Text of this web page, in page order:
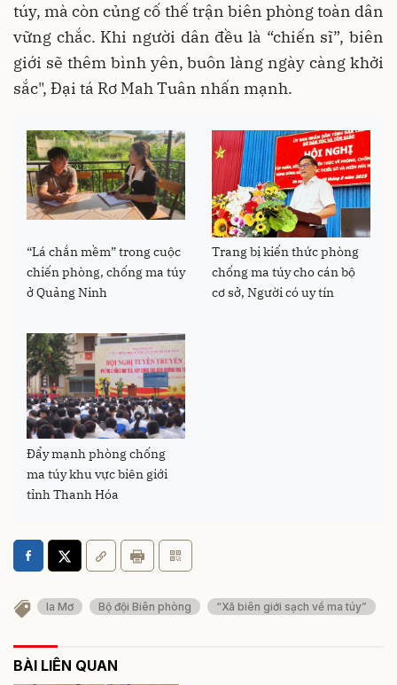
túy, mà còn củng cố thế trận biên phòng toàn dân
vững chắc. Khi người dân đều là “chiến sĩ”, biên
giới sẽ thêm bình yên, buôn làng ngày càng khởi
sắc", Đại tá Rơ Mah Tuân nhấn mạnh.
“Lá chắn mềm” trong cuộc
chiến phòng, chống ma túy
ở Quảng Ninh
Trang bị kiến thức phòng
chống ma túy cho cán bộ
cơ sở, Người có uy tín
Đẩy mạnh phòng chống
ma túy khu vực biên giới
tỉnh Thanh Hóa
Ia Mơ Bộ đội Biên phòng “Xã biên giới sạch về ma túy”
BÀI LIÊN QUAN